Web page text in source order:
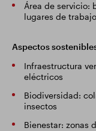
Área de servicio:
lugares de
Aspectos
Infraestructura
eléctricos
Biodiversidad:
insectos
Bienestar: zonas